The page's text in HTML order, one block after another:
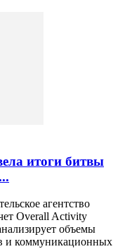
итоги битвы
агентство
Overall Activity
объемы
и коммуникационных